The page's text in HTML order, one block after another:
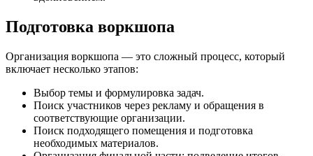
Подготовка воркшопа
Организация воркшопа — это сложный процесс, который
включает несколько этапов:
Выбор темы и формулировка задач.
Поиск участников через рекламу и обращения в
соответствующие организации.
Поиск подходящего помещения и подготовка
необходимых материалов.